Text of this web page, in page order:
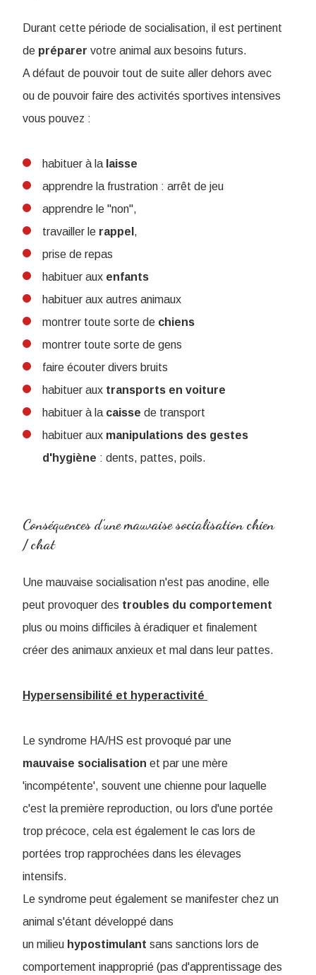
Durant cette période de socialisation, il est pertinent
de préparer votre animal aux besoins futurs.
A défaut de pouvoir tout de suite aller dehors avec
ou de pouvoir faire des activités sportives intensives
vous pouvez :
habituer à la laisse
apprendre la frustration : arrêt de jeu
apprendre le "non",
travailler le rappel ,
prise de repas
habituer aux enfants
habituer aux autres animaux
montrer toute sorte de chiens
montrer toute sorte de gens
faire écouter divers bruits
habituer aux transports en voiture
habituer à la caisse de transport
habituer aux manipulations des gestes
d'hygiène : dents, pattes, poils.
Conséquences d’une mauvaise socialisation chien
/ chat
Une mauvaise socialisation n'est pas anodine, elle
peut provoquer des troubles du comportement
plus ou moins difficiles à éradiquer et finalement
créer des animaux anxieux et mal dans leur pattes.
Hypersensibilité et hyperactivité
Le syndrome HA/HS est provoqué par une
mauvaise socialisation et par une mère
'incompétente', souvent une chienne pour laquelle
c'est la première reproduction, ou lors d'une portée
trop précoce, cela est également le cas lors de
portées trop rapprochées dans les élevages
intensifs.
Le syndrome peut également se manifester chez un
animal s'étant développé dans
un milieu hypostimulant sans sanctions lors de
comportement inapproprié (pas d'apprentissage des